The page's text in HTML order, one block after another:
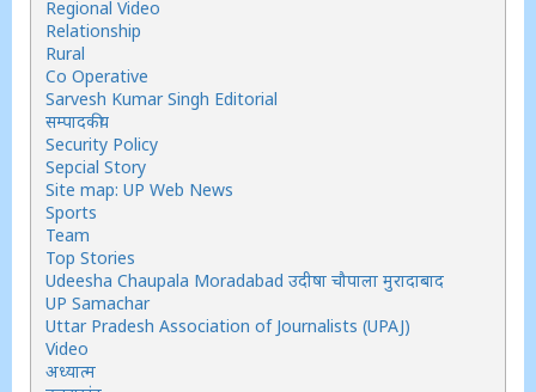
Regional Video
Relationship
Rural
Co Operative
Sarvesh Kumar Singh Editorial
सम्पादकीय
Security Policy
Sepcial Story
Site map: UP Web News
Sports
Team
Top Stories
Udeesha Chaupala Moradabad उदीषा चौपाला मुरादाबाद
UP Samachar
Uttar Pradesh Association of Journalists (UPAJ)
Video
अध्यात्म